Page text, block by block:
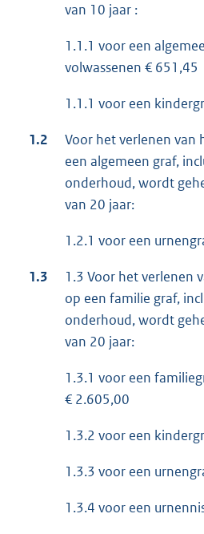
van 10 jaar :
1.1.1 voor een
volwassenen € 651,45
1.1.1 voor een
1.2
Voor het verlenen van
een algemeen graf,
onderhoud, wordt
van 20 jaar:
1.2.1 voor een
1.3
1.3 Voor het verlenen
op een familie graf,
onderhoud, wordt
van 20 jaar:
1.3.1 voor een
€ 2.605,00
1.3.2 voor een
1.3.3 voor een
1.3.4 voor een